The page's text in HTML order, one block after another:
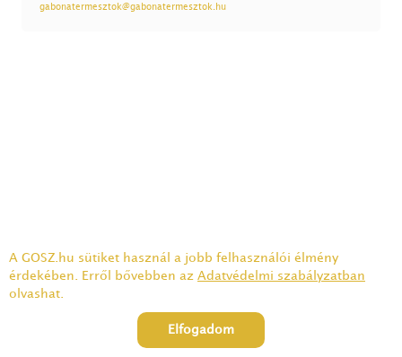
gabonatermesztok@gabonatermesztok.hu
A GOSZ.hu sütiket használ a jobb felhasználói élmény
érdekében. Erről bővebben az Adatvédelmi szabályzatban
olvashat.
Elfogadom